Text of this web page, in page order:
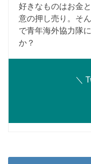
好きなものはお金
意の押し売り。そ
で青年海外協力隊
か？
＼